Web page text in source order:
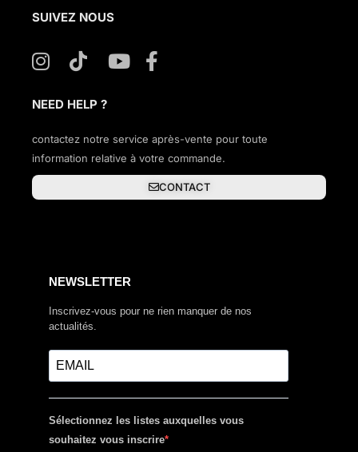
SUIVEZ NOUS
NEED HELP ?
contactez notre service après-vente pour toute
information relative à votre commande.
CONTACT
NEWSLETTER
Inscrivez-vous pour ne rien manquer de nos
actualités.
Sélectionnez les listes auxquelles vous
souhaitez vous inscrire